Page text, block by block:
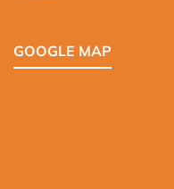
GOOGLE MAP